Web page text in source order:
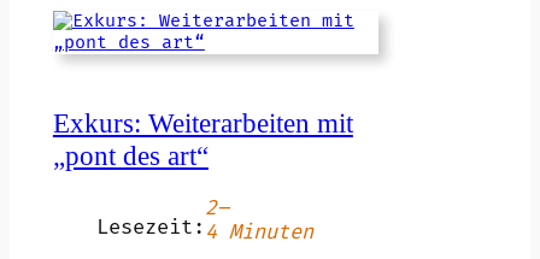
Exkurs: Weiterarbeiten mit
„pont des art“
Lesezeit:
2–
4 Minuten